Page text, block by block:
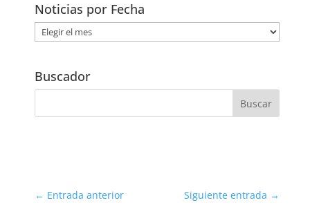
Noticias por Fecha
Noticias
por
Buscador
← Entrada anterior Siguiente entrada →